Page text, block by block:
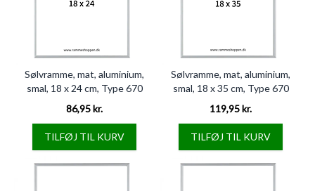
Sølvramme, mat, aluminium,
smal, 18 x 24 cm, Type 670
86,95 kr.
TILFØJ TIL KURV
Sølvramme, mat, aluminium,
smal, 18 x 35 cm, Type 670
119,95 kr.
TILFØJ TIL KURV